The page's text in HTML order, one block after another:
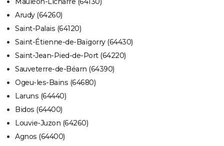
Arudy (64260)
Saint-Palais (64120)
Saint-Étienne-de-Baïgorry (64430)
Saint-Jean-Pied-de-Port (64220)
Sauveterre-de-Béarn (64390)
Ogeu-les-Bains (64680)
Laruns (64440)
Bidos (64400)
Louvie-Juzon (64260)
Agnos (64400)